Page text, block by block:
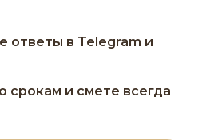
ответы в Telegram и
срокам и смете всегда